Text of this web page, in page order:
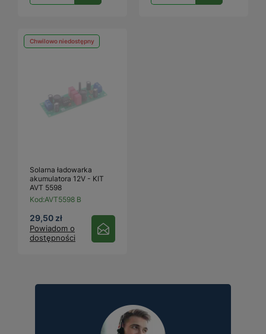
Chwilowo niedostępny
Solarna ładowarka
akumulatora 12V - KIT
AVT 5598
Kod:AVT5598 B
29,50 zł
Powiadom o
dostępności